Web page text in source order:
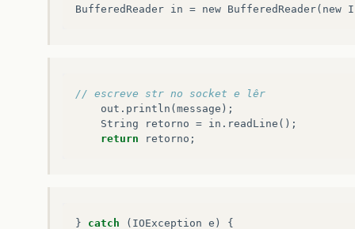
BufferedReader in = new BufferedReader( new
// escreve str no socket e lêr
out . println ( message );
String
retorno = in . readLine ();
return
retorno ;
} catch ( IOException e )
{